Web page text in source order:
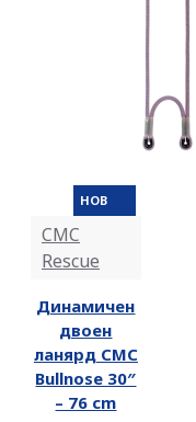
НОВ
CMC
Rescue
Динамичен
двоен
ланярд CMC
Bullnose 30″
– 76 cm